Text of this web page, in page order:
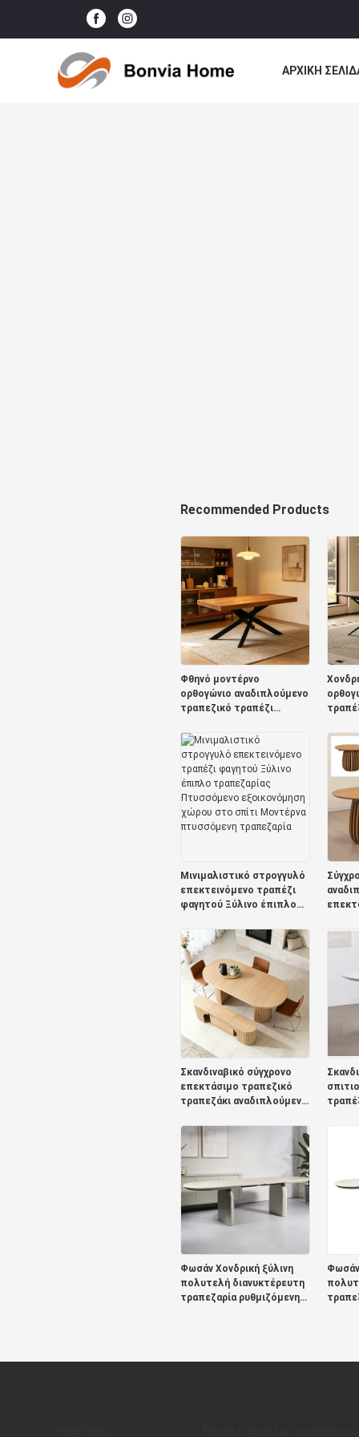
ΑΡΧΙΚΉ
Recommended Products
Φθηνό μοντέρνο
ορθογώνιο αναδιπλούμενο
τραπεζικό τραπέζι
τραπεζαρίας απλό
αναδιπλούμενο ξύλινο
επάνω επεκτάσιμο
τραπεζικό τραπέζι
Edge
Μινιμαλιστικό στρογγυλό
επεκτεινόμενο τραπέζι
φαγητού Ξύλινο έπιπλο
εξοικονόμηση χώρου στο
σπίτι Μοντέρνα
πτυσσόμενη τραπεζαρία
Σκανδιναβικό σύγχρονο
επεκτάσιμο τραπεζικό
τραπεζάκι αναδιπλούμενο
τραπεζαρίας
μινιμαλιστικό στρώμα
αναδιπλούμενου
τραπεζικού τραπεζιού
από στερεό ξύλο
Φωσάν Χονδρική ξύλινη
πολυτελή διανυκτέρευτη
τραπεζαρία ρυθμιζόμενη
Φωσάν